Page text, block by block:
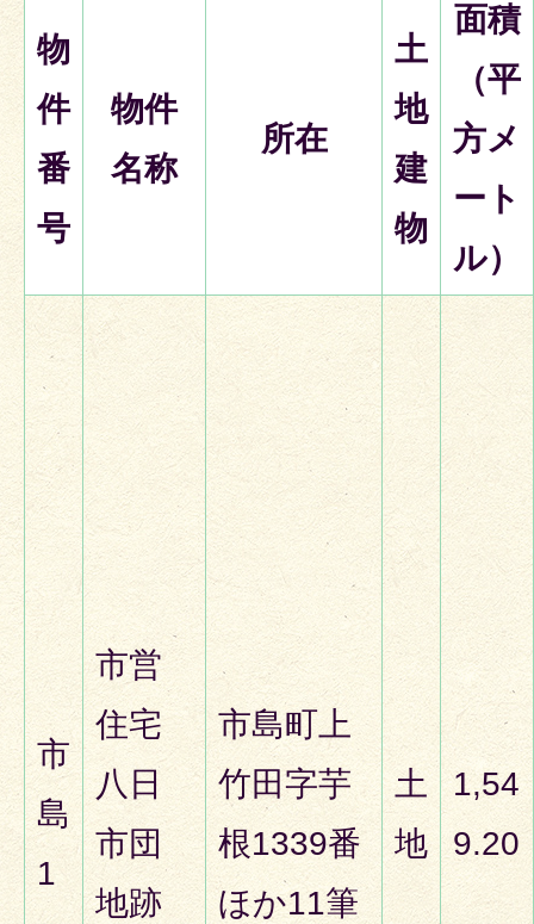
物
件
番
号
物件
名称
所在
土
地
建
物
面積
（平
方メ
ート
ル）
市
島
1
市営
住宅
八日
市団
地跡
市島町上
竹田字芋
根1339番
ほか11筆
土
地
1,54
9.20